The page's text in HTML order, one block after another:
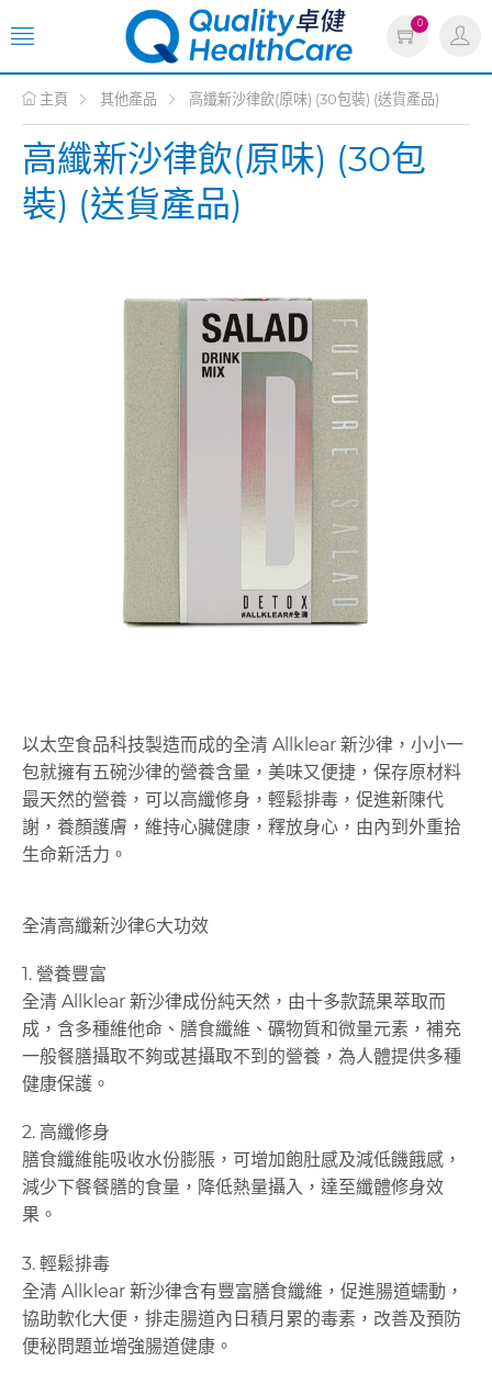
0
主頁 其他產品 高纖新沙律飲(原味) (30包裝) (送貨產品)
高纖新沙律飲(原味) (30包
裝) (送貨產品)
以太空食品科技製造而成的全清 Allklear 新沙律，小小一
包就擁有五碗沙律的營養含量，美味又便捷，保存原材料
最天然的營養，可以高纖修身，輕鬆排毒，促進新陳代
謝，養顏護膚，維持心臟健康，釋放身心，由內到外重拾
生命新活力。
全清高纖新沙律6大功效
1. 營養豐富
全清 Allklear 新沙律成份純天然，由十多款蔬果萃取而
成，含多種維他命、膳食纖維、礦物質和微量元素，補充
一般餐膳攝取不夠或甚攝取不到的營養，為人體提供多種
健康保護。
2. 高纖修身
膳食纖維能吸收水份膨脹，可增加飽肚感及減低饑餓感，
減少下餐餐膳的食量，降低熱量攝入，達至纖體修身效
果。
3. 輕鬆排毒
全清 Allklear 新沙律含有豐富膳食纖維，促進腸道蠕動，
協助軟化大便，排走腸道內日積月累的毒素，改善及預防
便秘問題並增強腸道健康。